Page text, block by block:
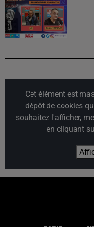
Cet élément est
dépôt de cookies
souhaitez l'afficher,
en cliquant